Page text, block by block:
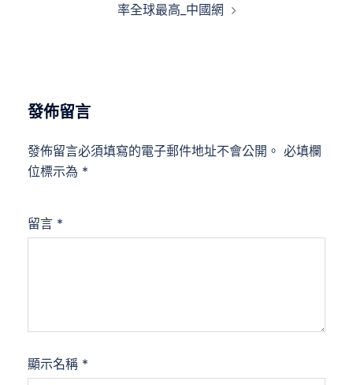
率全球最高_中國網
發佈留言
發佈留言必須填寫的電子郵件地址不會公開。 必填欄
位標示為 *
留言 *
顯示名稱 *